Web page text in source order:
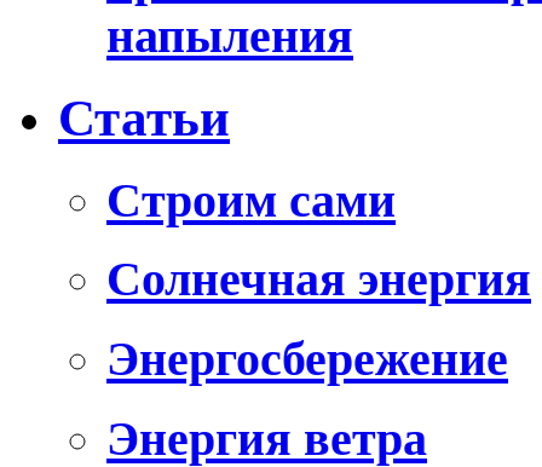
напыления
Статьи
Cтроим сами
Солнечная энергия
Энергосбережение
Энергия ветра